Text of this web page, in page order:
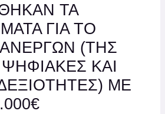
ΤΑ
ΓΙΑ ΤΟ
ΑΝΕΡΓΩΝ (ΤΗΣ
ΚΑΙ
ΜΕ